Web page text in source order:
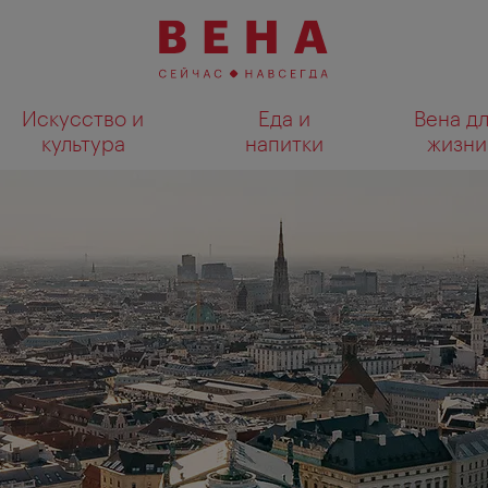
Искусство и
культура
Еда и
напитки
Вена
жизни